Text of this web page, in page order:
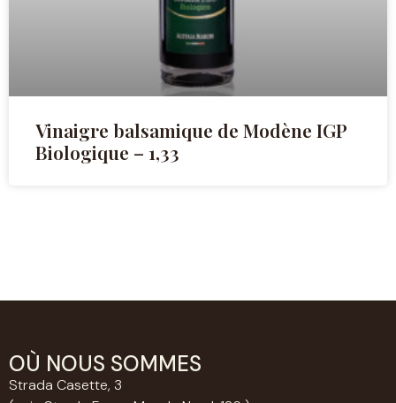
Vinaigre balsamique de Modène IGP
Biologique – 1,33
OÙ NOUS SOMMES
Strada Casette, 3